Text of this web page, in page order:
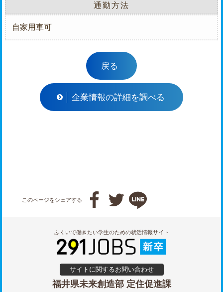
通勤方法
自家用車可
戻る
企業情報の詳細を調べる
このページをシェアする   
ふくいで働きたい学生のための就活情報サイト
サイトに関するお問い合わせ
福井県未来創造部 定住促進課